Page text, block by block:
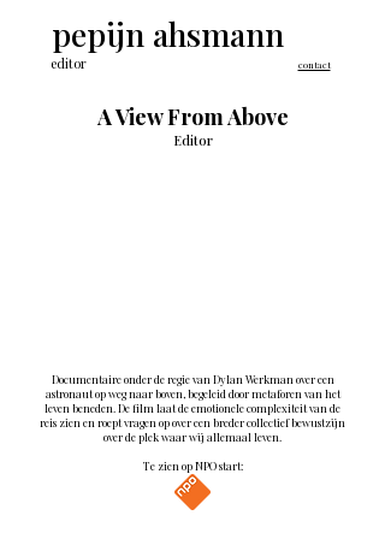
pepijn ahsmann
editor contact
A View From Above
Editor
Documentaire onder de regie van Dylan Werkman over een
astronaut op weg naar boven, begeleid door metaforen van het
leven beneden. De film laat de emotionele complexiteit van de
reis zien en roept vragen op over een breder collectief bewustzijn
over de plek waar wij allemaal leven.
Te zien op NPO start: